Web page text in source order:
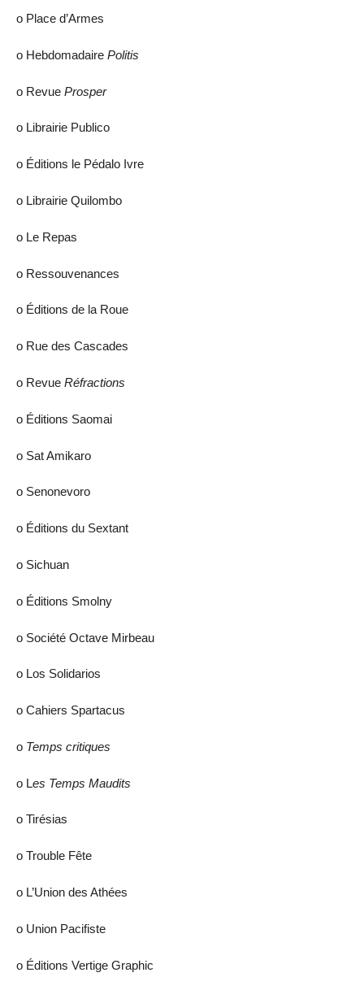
ο Place d’Armes
ο Hebdomadaire Politis
ο Revue Prosper
ο Librairie Publico
ο Éditions le Pédalo Ivre
ο Librairie Quilombo
ο Le Repas
ο Ressouvenances
ο Éditions de la Roue
ο Rue des Cascades
ο Revue Réfractions
ο Éditions Saomai
ο Sat Amikaro
ο Senonevoro
ο Éditions du Sextant
ο Sichuan
ο Éditions Smolny
ο Société Octave Mirbeau
ο Los Solidarios
ο Cahiers Spartacus
ο Temps critiques
ο Les Temps Maudits
ο Tirésias
ο Trouble Fête
ο L’Union des Athées
ο Union Pacifiste
ο Éditions Vertige Graphic